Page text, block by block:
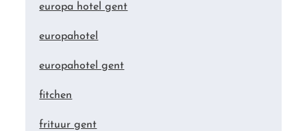
europa hotel gent
europahotel
europahotel gent
fitchen
frituur gent